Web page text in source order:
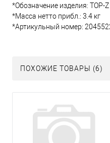
*Обозначение изделия: TOP-
*Масса нетто прибл.: 3.4 кг
*Артикульный номер:
ПОХОЖИЕ ТОВАРЫ (6)